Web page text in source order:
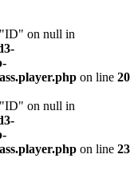
"ID" on null in
on line 20
"ID" on null in
on line 23